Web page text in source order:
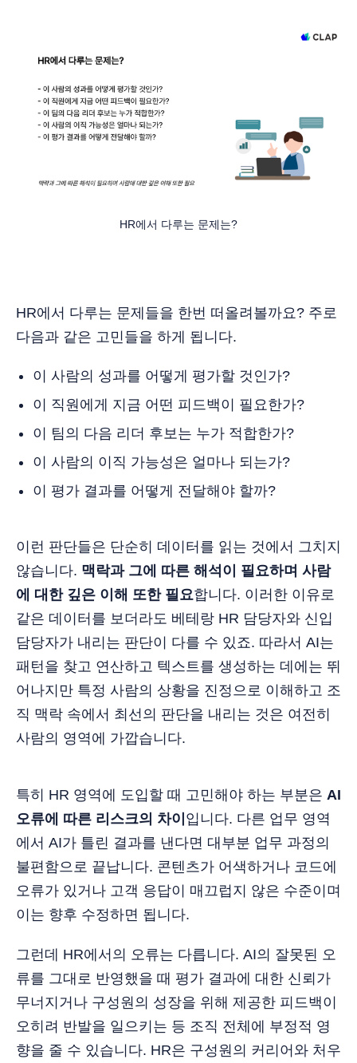
HR에서 다루는 문제는?
HR에서 다루는 문제들을 한번 떠올려볼까요? 주로
다음과 같은 고민들을 하게 됩니다.
이 사람의 성과를 어떻게 평가할 것인가?
이 직원에게 지금 어떤 피드백이 필요한가?
이 팀의 다음 리더 후보는 누가 적합한가?
이 사람의 이직 가능성은 얼마나 되는가?
이 평가 결과를 어떻게 전달해야 할까?
이런 판단들은 단순히 데이터를 읽는 것에서 그치지
않습니다. 맥락과 그에 따른 해석이 필요하며 사람
에 대한 깊은 이해 또한 필요합니다. 이러한 이유로
같은 데이터를 보더라도 베테랑 HR 담당자와 신입
담당자가 내리는 판단이 다를 수 있죠. 따라서 AI는
패턴을 찾고 연산하고 텍스트를 생성하는 데에는 뛰
어나지만 특정 사람의 상황을 진정으로 이해하고 조
직 맥락 속에서 최선의 판단을 내리는 것은 여전히
사람의 영역에 가깝습니다.
특히 HR 영역에 도입할 때 고민해야 하는 부분은 AI
오류에 따른 리스크의 차이 입니다. 다른 업무 영역
에서 AI가 틀린 결과를 낸다면 대부분 업무 과정의
불편함으로 끝납니다. 콘텐츠가 어색하거나 코드에
오류가 있거나 고객 응답이 매끄럽지 않은 수준이며
이는 향후 수정하면 됩니다.
그런데 HR에서의 오류는 다릅니다. AI의 잘못된 오
류를 그대로 반영했을 때 평가 결과에 대한 신뢰가
무너지거나 구성원의 성장을 위해 제공한 피드백이
오히려 반발을 일으키는 등 조직 전체에 부정적 영
향을 줄 수 있습니다. HR은 구성원의 커리어와 처우